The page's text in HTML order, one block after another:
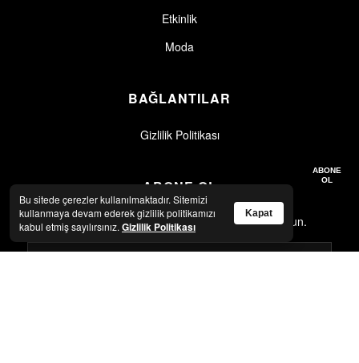
Etkinlik
Moda
BAĞLANTILAR
Gizlilik Politikası
ABONE OL
En son haberler ve güncellemeler için abone olun.
ABONE
OL
Bu sitede çerezler kullanılmaktadır. Sitemizi
kullanmaya devam ederek gizlilik politikamızı
kabul etmiş sayılırsınız. Gizlilik Politikası
Kapat